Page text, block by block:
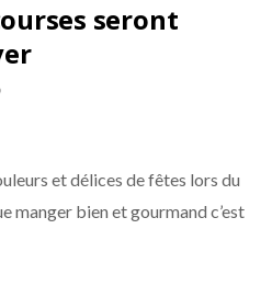
o
m
seront
et délices de fêtes lors du
manger bien et gourmand c’est